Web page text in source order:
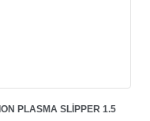
ION PLASMA SLIPPER 1.5